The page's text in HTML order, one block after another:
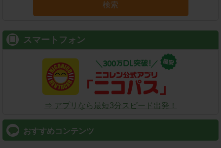
検索
スマートフォン
⇒ アプリなら最短3分スピード出発！
おすすめコンテンツ